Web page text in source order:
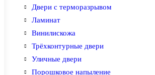
Двери с терморазрывом
Ламинат
Винилискожа
Трёхконтурные двери
Уличные двери
Порошковое напыление